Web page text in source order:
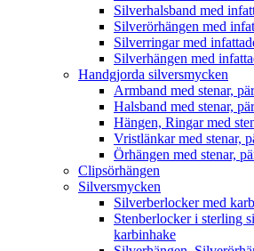
Silverhalsband med
Silverörhängen med
Silverringar med
Silverhängen med
Handgjorda silversmycken
Armband med stenar,
Halsband med stenar,
Hängen, Ringar med
Vristlänkar med stenar,
Örhängen med stenar,
Clipsörhängen
Silversmycken
Silverberlocker med
Stenberlocker i sterling
karbinhake